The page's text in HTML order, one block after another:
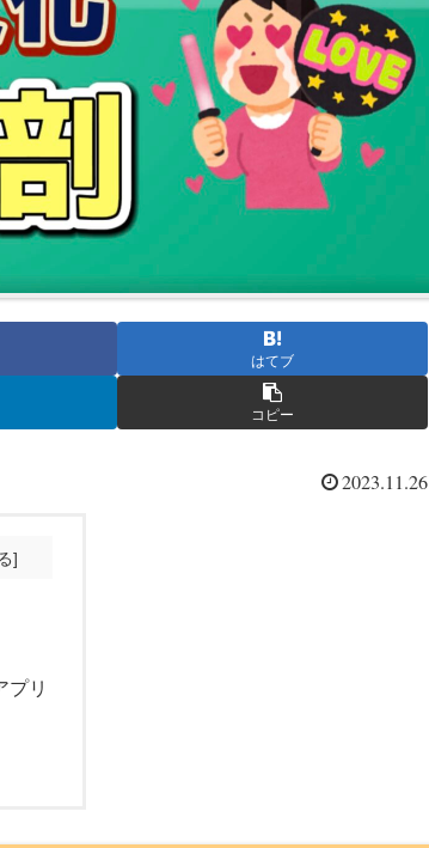
はてブ
コピー
2023.11.26
プリ